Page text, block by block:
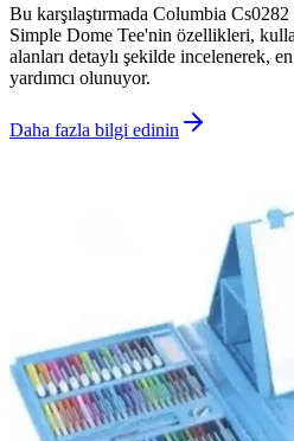
Bu karşılaştırmada Columbia
Simple Dome Tee'nin özellikleri,
alanları detaylı şekilde incelenerek,
yardımcı olunuyor.
Daha fazla bilgi edinin